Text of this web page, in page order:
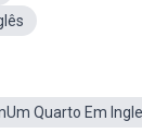
Quarto Em